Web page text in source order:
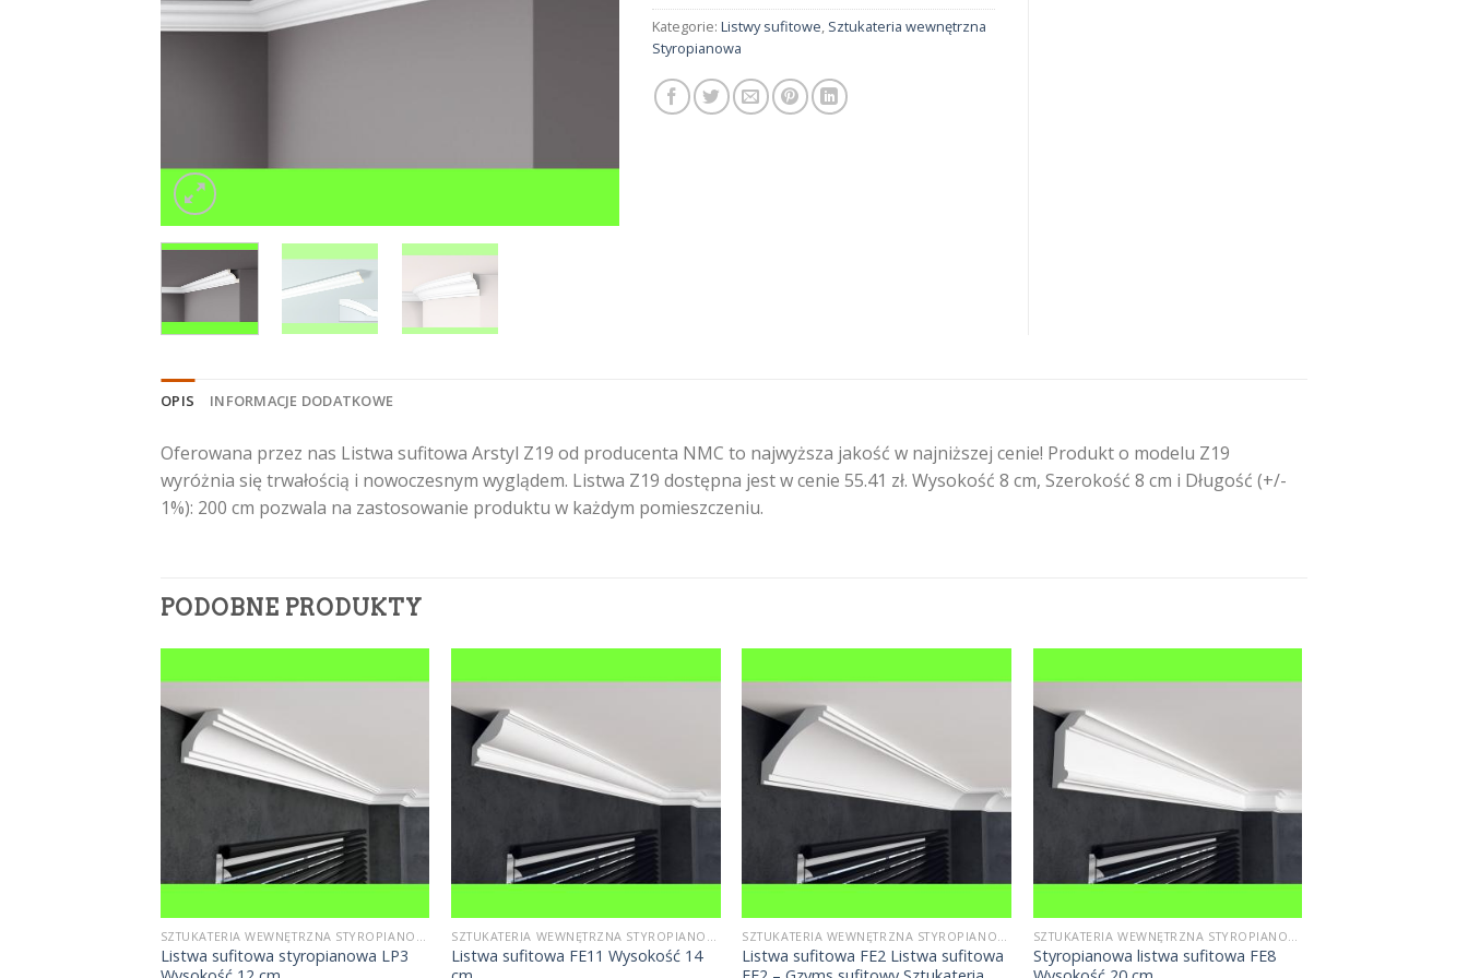
Kategorie: Listwy sufitowe, Sztukateria wewnętrzna
Styropianowa
OPIS INFORMACJE DODATKOWE
Oferowana przez nas Listwa sufitowa Arstyl Z19 od producenta NMC to najwyższa jakość w najniższej cenie! Produkt o modelu Z19
wyróżnia się trwałością i nowoczesnym wyglądem. Listwa Z19 dostępna jest w cenie 55.41 zł. Wysokość 8 cm, Szerokość 8 cm i Długość (+/-
1%): 200 cm pozwala na zastosowanie produktu w każdym pomieszczeniu.
PODOBNE PRODUKTY
SZTUKATERIA WEWNĘTRZNA STYROPIANOWA
Listwa sufitowa styropianowa LP3
SZTUKATERIA WEWNĘTRZNA STYROPIANOWA
Listwa sufitowa FE11 Wysokość 14
SZTUKATERIA WEWNĘTRZNA STYROPIANOWA
Listwa sufitowa FE2 Listwa sufitowa
SZTUKATERIA WEWNĘTRZNA STYROPIANOWA
Styropianowa listwa sufitowa FE8